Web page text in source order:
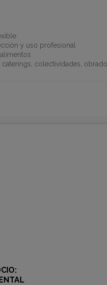
y uso profesional
caterings, colectividades,